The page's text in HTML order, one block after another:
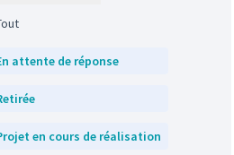
Tout
En attente de réponse
Retirée
Projet en cours de réalisation